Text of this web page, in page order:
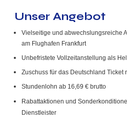
Unser Angebot
Vielseitige und abwechslungsreiche
am Flughafen Frankfurt
Unbefristete Vollzeitanstellung als
Zuschuss für das Deutschland Ticket
Stundenlohn ab 16,69 € brutto
Rabattaktionen und
Dienstleister